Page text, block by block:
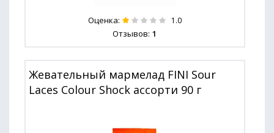
Оценка: 1.0
Отзывов: 1
Жевательный мармелад FINI Sour
Laces Colour Shock ассорти 90 г